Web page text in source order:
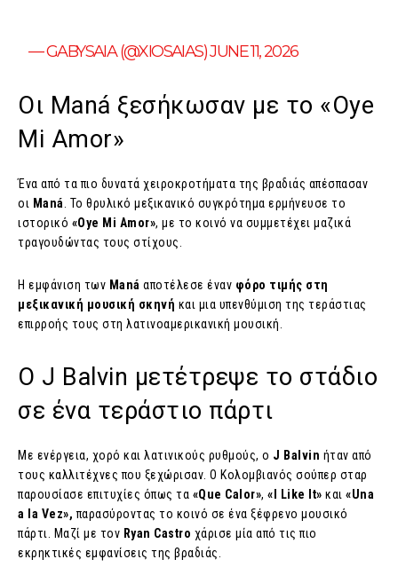
— GABYSAIA (@XIOSAIAS) JUNE 11, 2026
Οι Maná ξεσήκωσαν με το «Oye
Mi Amor»
Ένα από τα πιο δυνατά χειροκροτήματα της βραδιάς απέσπασαν
οι Maná. Το θρυλικό μεξικανικό συγκρότημα ερμήνευσε το
ιστορικό «Oye Mi Amor», με το κοινό να συμμετέχει μαζικά
τραγουδώντας τους στίχους.
Η εμφάνιση των Maná αποτέλεσε έναν φόρο τιμής στη
μεξικανική μουσική σκηνή και μια υπενθύμιση της τεράστιας
επιρροής τους στη λατινοαμερικανική μουσική.
Ο J Balvin μετέτρεψε το στάδιο
σε ένα τεράστιο πάρτι
Με ενέργεια, χορό και λατινικούς ρυθμούς, ο J Balvin ήταν από
τους καλλιτέχνες που ξεχώρισαν. Ο Κολομβιανός σούπερ σταρ
παρουσίασε επιτυχίες όπως τα «Que Calor», «I Like It» και «Una
a la Vez», παρασύροντας το κοινό σε ένα ξέφρενο μουσικό
πάρτι. Μαζί με τον Ryan Castro χάρισε μία από τις πιο
εκρηκτικές εμφανίσεις της βραδιάς.